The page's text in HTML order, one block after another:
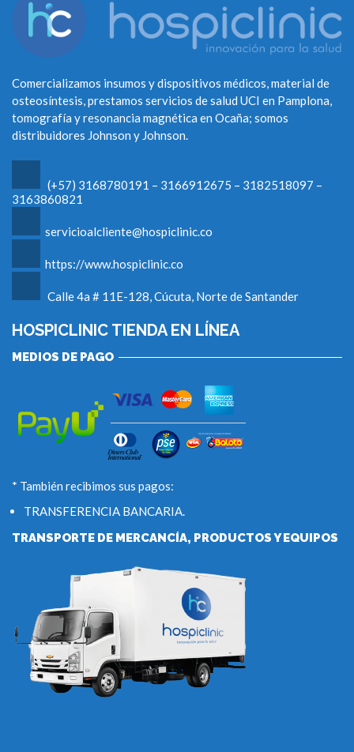
Comercializamos insumos y dispositivos médicos, material de
osteosíntesis, prestamos servicios de salud UCI en Pamplona,
tomografía y resonancia magnética en Ocaña; somos
distribuidores Johnson y Johnson.
(+57) 3168780191 – 3166912675 – 3182518097 –
3163860821
servicioalcliente@hospiclinic.co
https://www.hospiclinic.co
Calle 4a # 11E-128, Cúcuta, Norte de Santander
HOSPICLINIC TIENDA EN LÍNEA
MEDIOS DE PAGO
* También recibimos sus pagos:
TRANSFERENCIA BANCARIA.
TRANSPORTE DE MERCANCÍA, PRODUCTOS Y EQUIPOS